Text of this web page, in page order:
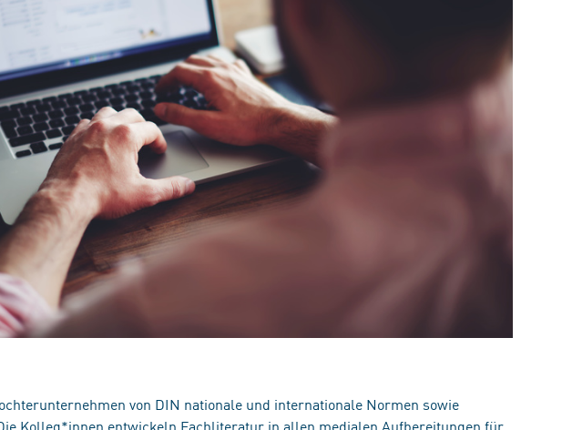
von DIN nationale und internationale Normen sowie
Kolleg*innen entwickeln Fachliteratur in allen medialen Aufbereitungen für